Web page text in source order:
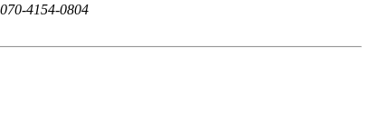
4154-0804